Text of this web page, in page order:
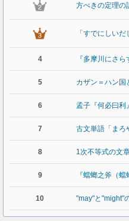
方べきの定理の
「すでにしい
4 『多摩川にさ
5 カザン＝ハン
6 孟子『何必曰利
7 古文単語「まろ
8 1次不等式の文
9 『蟷螂之斧（
10 "may"と"might"